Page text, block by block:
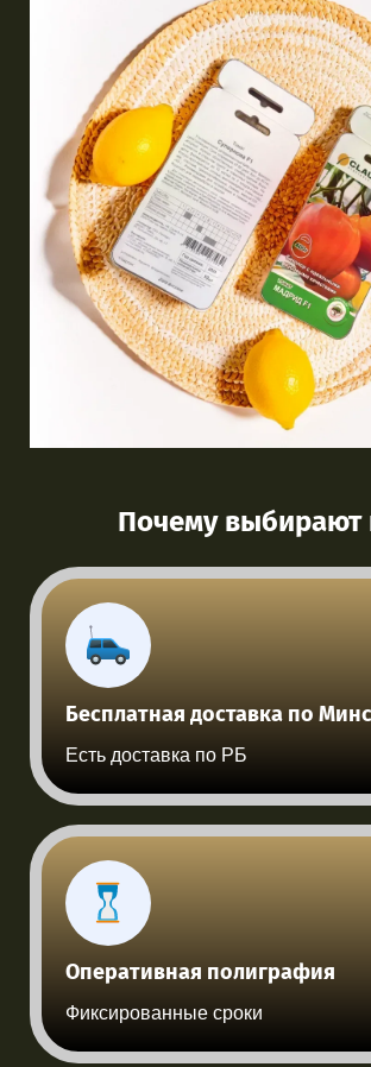
Почему выбирают
Бесплатная доставка по
Есть доставка по РБ
Оперативная полиграфия
Фиксированные сроки